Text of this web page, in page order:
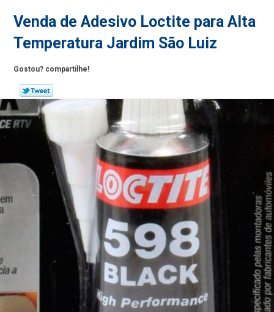
Venda de Adesivo Loctite para Alta
Temperatura Jardim São Luiz
Gostou? compartilhe!